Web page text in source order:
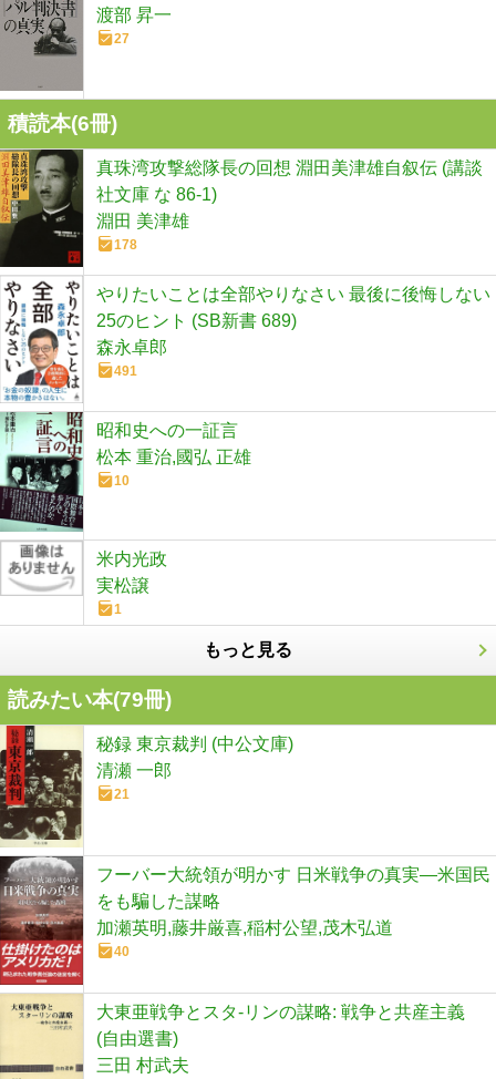
渡部 昇一
27
積読本(6冊)
真珠湾攻撃総隊長の回想 淵田美津雄自叙伝 (講談
社文庫 な 86-1)
淵田 美津雄
178
やりたいことは全部やりなさい 最後に後悔しない
25のヒント (SB新書 689)
森永卓郎
491
昭和史への一証言
松本 重治,國弘 正雄
10
米内光政
実松譲
1
もっと見る
読みたい本(79冊)
秘録 東京裁判 (中公文庫)
清瀬 一郎
21
フーバー大統領が明かす 日米戦争の真実―米国民
をも騙した謀略
加瀬英明,藤井厳喜,稲村公望,茂木弘道
40
大東亜戦争とスタ-リンの謀略: 戦争と共産主義
(自由選書)
三田 村武夫